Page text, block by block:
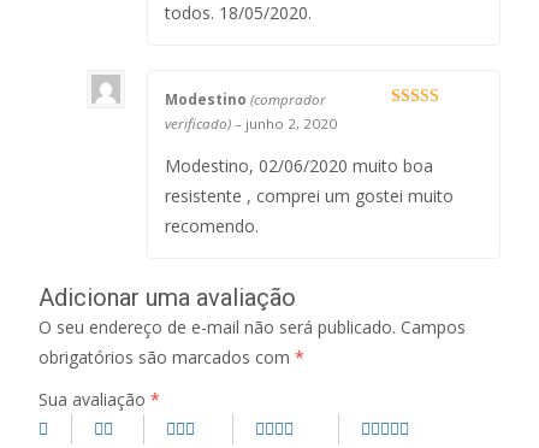
todos. 18/05/2020.
Modestino (comprador
verificado) – junho 2, 2020
Modestino, 02/06/2020 muito boa
resistente , comprei um gostei muito
recomendo.
Adicionar uma avaliação
O seu endereço de e-mail não será publicado. Campos
obrigatórios são marcados com *
Sua avaliação *